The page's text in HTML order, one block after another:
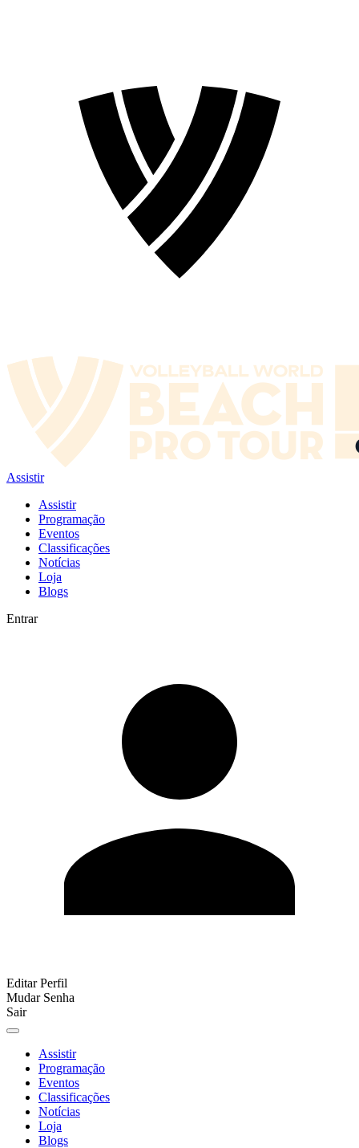
Assistir
Assistir
Programação
Eventos
Classificações
Notícias
Loja
Blogs
Entrar
Editar Perfil
Mudar Senha
Sair
Assistir
Programação
Eventos
Classificações
Notícias
Loja
Blogs